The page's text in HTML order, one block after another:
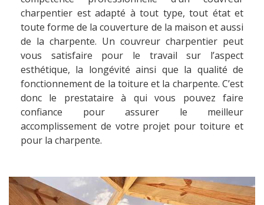
charpentier est adapté à tout type, tout état et
toute forme de la couverture de la maison et aussi
de la charpente. Un couvreur charpentier peut
vous satisfaire pour le travail sur l’aspect
esthétique, la longévité ainsi que la qualité de
fonctionnement de la toiture et la charpente. C’est
donc le prestataire à qui vous pouvez faire
confiance pour assurer le meilleur
accomplissement de votre projet pour toiture et
pour la charpente.